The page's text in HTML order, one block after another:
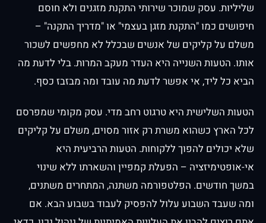
שליליות. עסק שמוכר שירותי התקנת מזגנים ולא חוסם
חיפושים כמו "התקנת מזגן בעצמי" או "מדריך התקנה" –
משלם על קליקים של אנשים שבכלל לא מחפשים לשכור
אותו. הטעות השנייה היא העדר מעקב המרות. בלי לדעת מה
הביא כל ליד, אי אפשר לדעת מה עובד ומה מבזבז כסף.
הטעות השלישית היא טרגוט רחב מדי. עסק מקומי שמפרסם
לכל הארץ כשהוא משרת רק אזור מסוים, משלם על קליקים
שלא יכולים להפוך ללקוחות. הטעות הרביעית היא
אי-אופטימיזציה – הפעלת קמפיין והשארתו ללא שינוי
במשך חודשים. הפלטפורמה משתנה, המתחרים משתנים,
ומה שעבד השבוע עלול להפסיק לעבוד בשבוע הבא. אם